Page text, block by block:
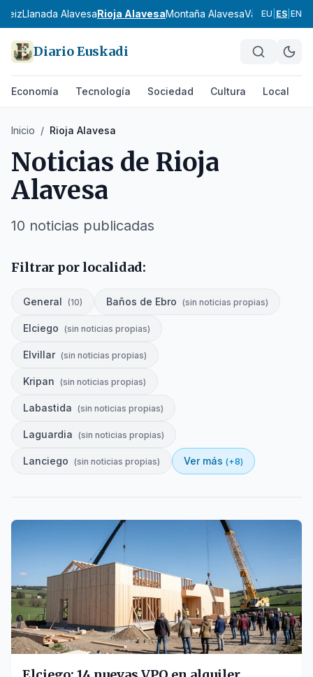
Llanada AlavesaRioja AlavesaMontaña AlavesaValles
EU ES EN
Diario Euskadi
Economía Tecnología Sociedad Cultura Local
Inicio / Rioja Alavesa
Noticias de Rioja
Alavesa
10 noticias publicadas
Filtrar por localidad:
General (10) Baños de Ebro (sin noticias propias)
Elciego (sin noticias propias)
Elvillar (sin noticias propias)
Kripan (sin noticias propias)
Labastida (sin noticias propias)
Laguardia (sin noticias propias)
Lanciego (sin noticias propias) Ver más (+8)